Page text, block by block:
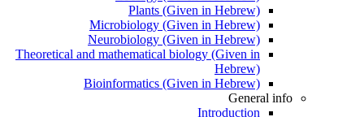
Plants (Given in Hebrew)
Microbiology (Given in Hebrew)
Neurobiology (Given in Hebrew)
Theoretical and mathematical biology (Given in
Hebrew)
Bioinformatics (Given in Hebrew)
General info
Introduction